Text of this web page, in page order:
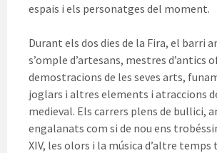
espais i els personatges del moment.
Durant els dos dies de la Fira, el barri
s’omple d’artesans, mestres d’antics
demostracions de les seves arts,
joglars i altres elements i atraccions
medieval. Els carrers plens de bullici,
engalanats com si de nou ens
XIV, les olors i la música d’altre